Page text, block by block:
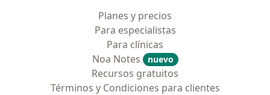
Planes y precios
Para especialistas
Para clínicas
Noa Notes
nuevo
Recursos gratuitos
Términos y Condiciones para clientes